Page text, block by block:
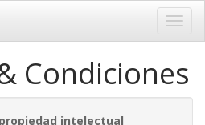
Condiciones
propiedad intelectual